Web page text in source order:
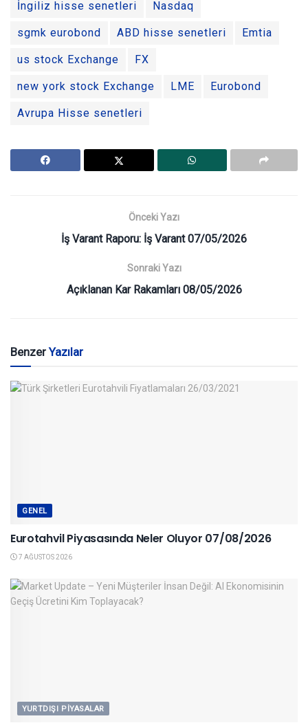
İngiliz hisse senetleri Nasdaq
sgmk eurobond ABD hisse senetleri Emtia
us stock Exchange FX
new york stock Exchange LME Eurobond
Avrupa Hisse senetleri
Önceki Yazı
İş Varant Raporu: İş Varant 07/05/2026
Sonraki Yazı
Açıklanan Kar Rakamları 08/05/2026
BenzerYazılar
GENEL
Eurotahvil Piyasasında Neler Oluyor 07/08/2026
7 AĞUSTOS 2026
YURTDIŞI PIYASALAR